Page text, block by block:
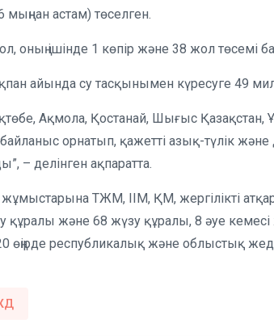
мыңнан астам) төселген.
оның ішінде 1 көпір және 38 жол төсемі
айында су тасқынымен күресуге 49
Ақмола, Қостанай, Шығыс Қазақстан,
орнатып, қажетті азық-түлік
– делінген ақпаратта.
ТЖМ, ІІМ, ҚМ, жергілікті
құралы және 68 жүзу құралы, 8 әуе
20 өңірде республикалық және облыстық